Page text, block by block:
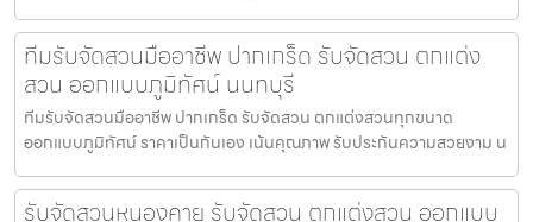
ทีมรับจัดสวนมืออาชีพ ปากเกร็ด รับจัดสวน ตกแต่ง
สวน ออกแบบภูมิทัศน์ นนทบุรี
ทีมรับจัดสวนมืออาชีพ ปากเกร็ด รับจัดสวน ตกแต่งสวนทุกขนาด
ออกแบบภูมิทัศน์ ราคาเป็นกันเอง เน้นคุณภาพ รับประกันความสวยงาม น
รับจัดสวนหนองคาย รับจัดสวน ตกแต่งสวน ออกแบบ